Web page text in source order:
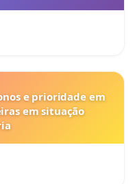
e prioridade em
em situação